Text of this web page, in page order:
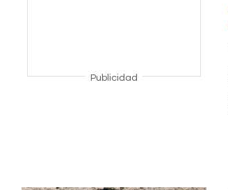
Publicidad